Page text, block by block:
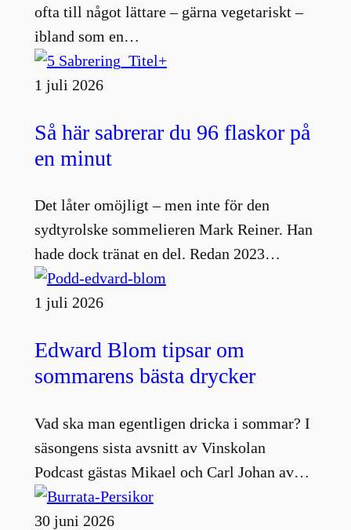
ofta till något lättare – gärna vegetariskt –
ibland som en…
1 juli 2026
Så här sabrerar du 96 flaskor på
en minut
Det låter omöjligt – men inte för den
sydtyrolske sommelieren Mark Reiner. Han
hade dock tränat en del. Redan 2023…
1 juli 2026
Edward Blom tipsar om
sommarens bästa drycker
Vad ska man egentligen dricka i sommar? I
säsongens sista avsnitt av Vinskolan
Podcast gästas Mikael och Carl Johan av…
30 juni 2026